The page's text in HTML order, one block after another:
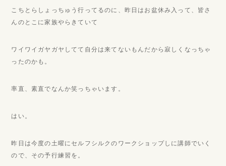
こちとらしょっちゅう行ってるのに、昨日はお盆休み入って、皆さ
んのとこに家族やらきていて
ワイワイガヤガヤしてて自分は来てないもんだから寂しくなっちゃ
ったのかも。
率直、素直でなんか笑っちゃいます。
はい。
昨日は今度の土曜にセルフシルクのワークショップしに講師でいく
ので、その予行練習を。